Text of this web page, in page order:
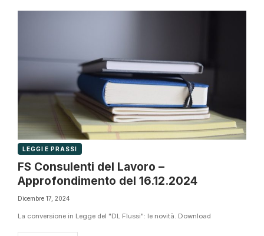
LEGGI E PRASSI
FS Consulenti del Lavoro –
Approfondimento del 16.12.2024
Dicembre 17, 2024
La conversione in Legge del "DL Flussi": le novità. Download